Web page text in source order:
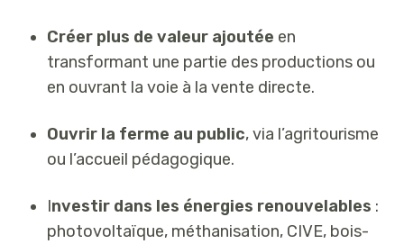
Créer plus de valeur ajoutée en
transformant une partie des productions ou
en ouvrant la voie à la vente directe.
Ouvrir la ferme au public, via l’agritourisme
ou l’accueil pédagogique.
Investir dans les énergies renouvelables :
photovoltaïque, méthanisation, CIVE, bois-